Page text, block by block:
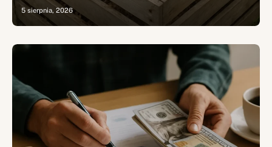
5 sierpnia, 2026